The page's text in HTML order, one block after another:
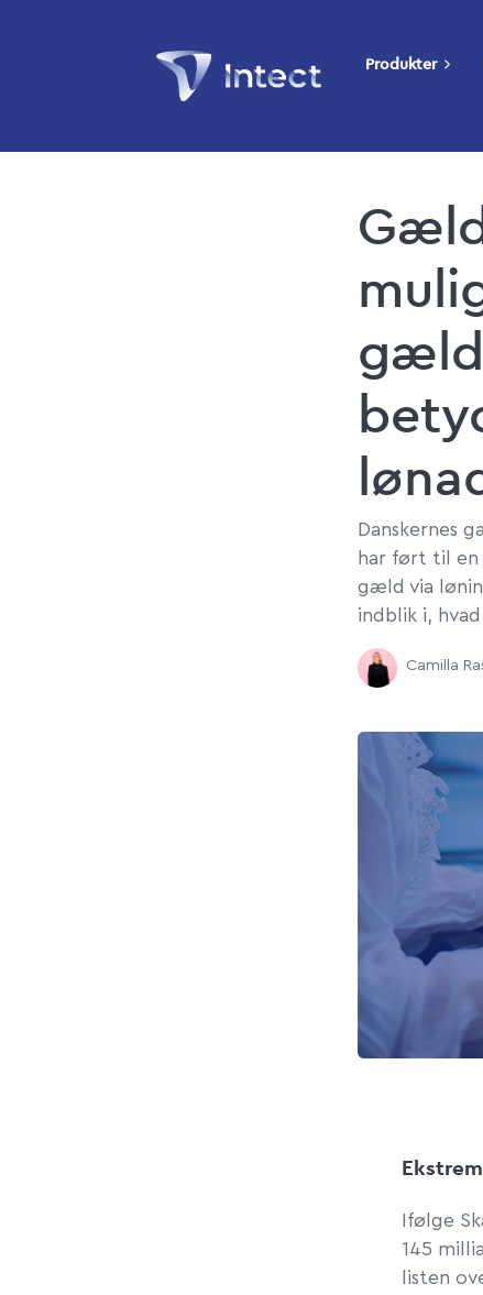
Produkter
gæld
Danskernes
har ført til en
gæld via
indblik i,
Camilla
Ifølge
145
listen